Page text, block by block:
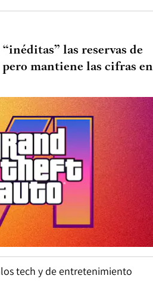
las reservas de
mantiene las cifras en
tech y de entretenimiento